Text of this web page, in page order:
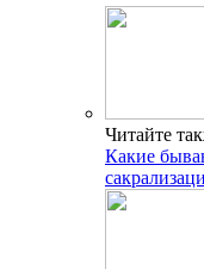
Читайте
Какие